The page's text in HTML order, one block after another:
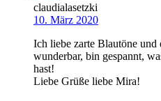
claudialasetzki
10. März 2020
Ich liebe zarte Blautöne und
wunderbar, bin gespannt,
hast!
Liebe Grüße liebe Mira!